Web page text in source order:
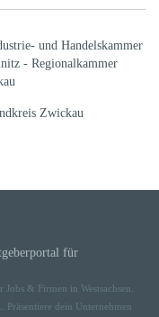
& Firmen in Westsachsen.
Präsentiere dein Unternehmen